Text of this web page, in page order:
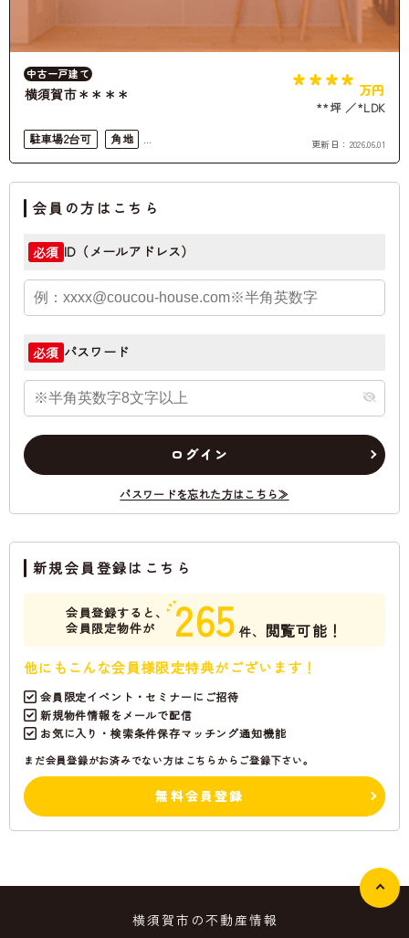
中古一戸建て
横須賀市＊＊＊＊ **** 万円
**坪
*LDK
駐車場2台可
角地
更新日： 2026.06.01
会員の方はこちら
必須 ID（メールアドレス）
必須 パスワード
ログイン
パスワードを忘れた方はこちら≫
新規会員登録はこちら
会員登録すると、
会員限定物件が
265 件、 閲覧可能！
他にもこんな会員様限定特典がございます！
会員限定イベント・セミナーにご招待
新規物件情報をメールで配信
お気に入り・検索条件保存マッチング通知機能
まだ会員登録がお済みでない方はこちらからご登録下さい。
無料会員登録
横須賀市の不動産情報